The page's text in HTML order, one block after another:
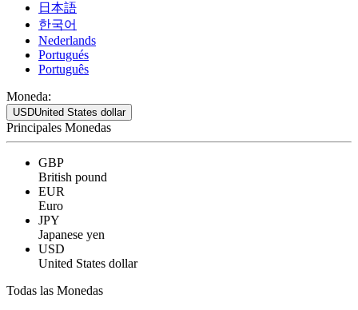
日本語
한국어
Nederlands
Portugués
Português
Moneda:
USDUnited States dollar
Principales Monedas
GBP
British pound
EUR
Euro
JPY
Japanese yen
USD
United States dollar
Todas las Monedas